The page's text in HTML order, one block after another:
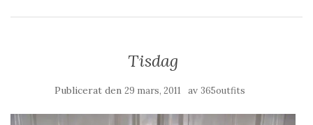
Tisdag
Publicerat den 29 mars, 2011 av 365outfits